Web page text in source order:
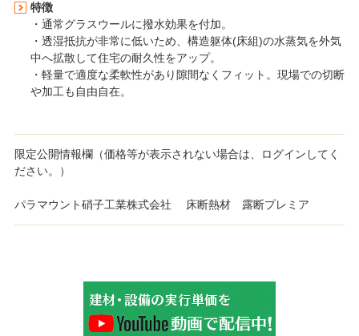
特徴
・通常グラスウールに撥水効果を付加。
・透湿抵抗が非常に低いため、構造躯体(床組)の水蒸気を外気
中へ拡散して住宅の耐久性をアップ。
・軽量で適度な柔軟性があり隙間なくフィット。現場での切断
や加工も自由自在。
限定公開情報欄（価格等が表示されない場合は、ログインしてく
ださい。）
パラマウント硝子工業株式会社 床断熱材 露断プレミア